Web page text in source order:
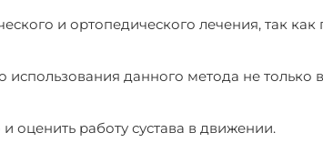
и ортопедического лечения, так
использования данного метода не только
оценить работу сустава в движении.